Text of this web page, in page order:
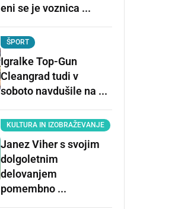
eni se je voznica ...
ŠPORT
Igralke Top-Gun
Cleangrad tudi v
soboto navdušile na ...
KULTURA IN IZOBRAŽEVANJE
Janez Viher s svojim
dolgoletnim
delovanjem
pomembno ...